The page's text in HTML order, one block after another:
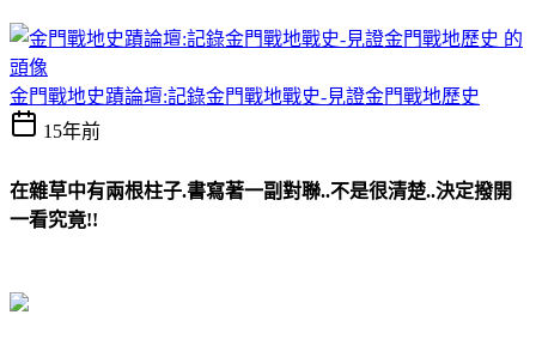
金門戰地史蹟論壇:記錄金門戰地戰史-見證金門戰地歷史
15年前
在雜草中有兩根柱子.書寫著一副對聯..不是很清楚..決定撥開
一看究竟!!